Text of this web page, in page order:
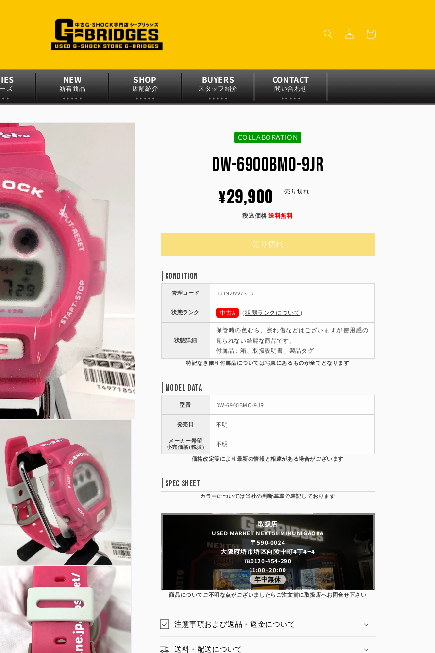
グ
イ
ー
ズ
NEW
新着商品
SHOP
店舗紹介
BUYERS
スタッフ紹介
CONTACT
問い合わせ
COLLABORATION
DW-6900BMO-9JR
通
¥29,900 売り切れ
税込価格 送料無料
売り切れ
Condition
管理コード ITJT9ZWV73LU
状態ランク 中古A （ 状態ランクについて ）
状態詳細
保管時の色むら、擦れ傷などはございますが使用感の
見られない綺麗な商品です。
付属品：箱、取扱説明書、製品タグ
Model Data
型番 DW-6900BMO-9JR
発売日 不明
メーカー希望
小売価格(税抜)
不明
Spec Sheet
取扱店
USED MARKET NEXT51 MIKUNIGAOKA
〒590-0024
大阪府堺市堺区向陵中町4丁4−4
℡0120-454-290
11:00~20:00
年中無休
商品についてご不明な点がございましたらご注文前に取扱店へお問合せ下さい
注意事項および返品・返金について
送料・配送について